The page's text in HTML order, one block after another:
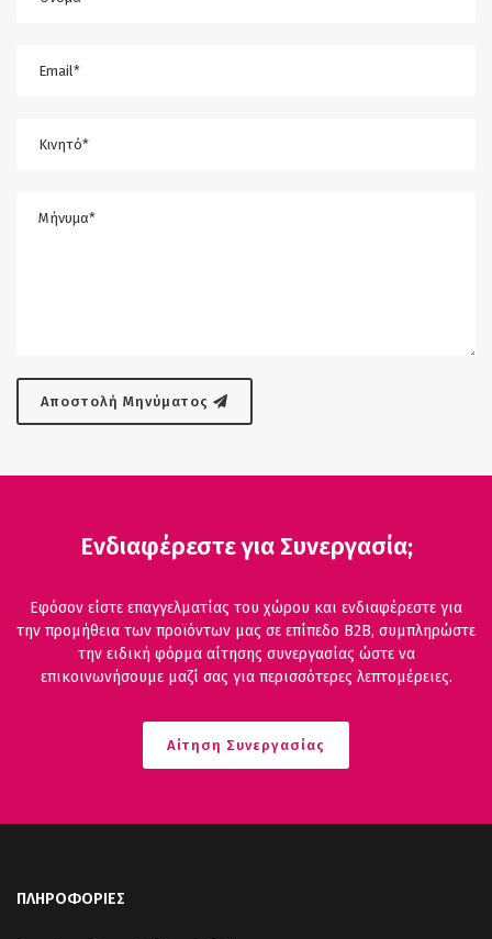
Αποστολή Μηνύματος
Ενδιαφέρεστε για Συνεργασία;
Εφόσον είστε επαγγελματίας του χώρου και ενδιαφέρεστε για
την προμήθεια των προϊόντων μας σε επίπεδο B2B, συμπληρώστε
την ειδική φόρμα αίτησης συνεργασίας ώστε να
επικοινωνήσουμε μαζί σας για περισσότερες λεπτομέρειες.
Αίτηση Συνεργασίας
ΠΛΗΡΟΦΟΡΙΕΣ